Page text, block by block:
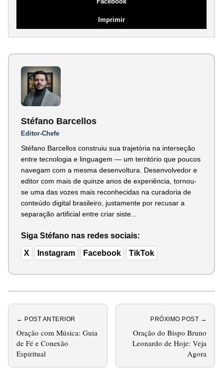
Imprimir
Stéfano Barcellos
Editor-Chefe
Stéfano Barcellos construiu sua trajetória na interseção
entre tecnologia e linguagem — um território que poucos
navegam com a mesma desenvoltura. Desenvolvedor e
editor com mais de quinze anos de experiência, tornou-
se uma das vozes mais reconhecidas na curadoria de
conteúdo digital brasileiro, justamente por recusar a
separação artificial entre criar siste...
Siga Stéfano nas redes sociais:
X Instagram Facebook TikTok
← POST ANTERIOR
Oração com Música: Guia
de Fé e Conexão
Espiritual
PRÓXIMO POST →
Oração do Bispo Bruno
Leonardo de Hoje: Veja
Agora